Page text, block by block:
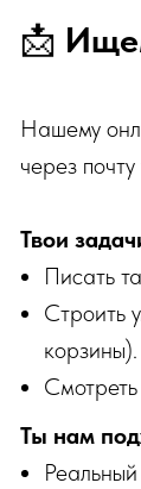
📩
Нашему
через
Твои
Писать
Строить
корзины).
Ты нам